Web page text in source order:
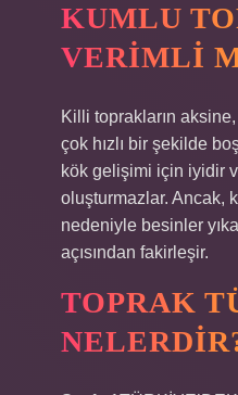
KUMLU
VERIMLI
Killi toprakların
çok hızlı bir şekilde
kök gelişimi için iyidir
oluşturmazlar. Ancak,
nedeniyle besinler
açısından fakirleşir.
TOPRAK